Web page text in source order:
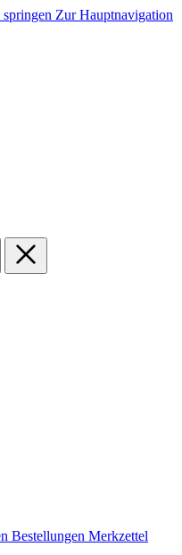
Zur Hauptnavigation
Bestellungen Merkzettel